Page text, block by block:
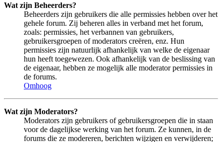
Wat zijn Beheerders?
Beheerders zijn gebruikers die alle permissies hebben over het
gehele forum. Zij beheren alles in verband met het forum,
zoals: permissies, het verbannen van gebruikers,
gebruikersgroepen of moderators creëren, enz. Hun
permissies zijn natuurlijk afhankelijk van welke de eigenaar
hun heeft toegewezen. Ook afhankelijk van de beslissing van
de eigenaar, hebben ze mogelijk alle moderator permissies in
de forums.
Omhoog
Wat zijn Moderators?
Moderators zijn gebruikers of gebruikersgroepen die in staan
voor de dagelijkse werking van het forum. Ze kunnen, in de
forums die ze modereren, berichten wijzigen en verwijderen;